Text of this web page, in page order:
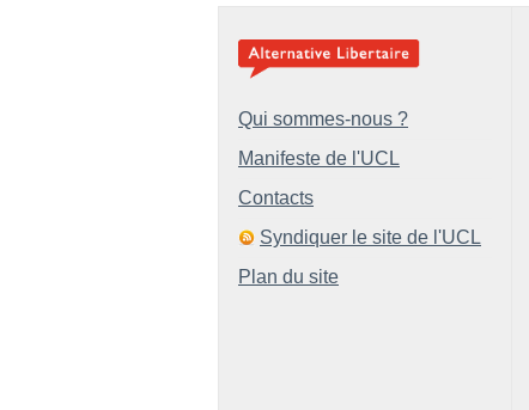
Qui sommes-nous ?
Manifeste de l'UCL
Contacts
Syndiquer le site de l'UCL
Plan du site